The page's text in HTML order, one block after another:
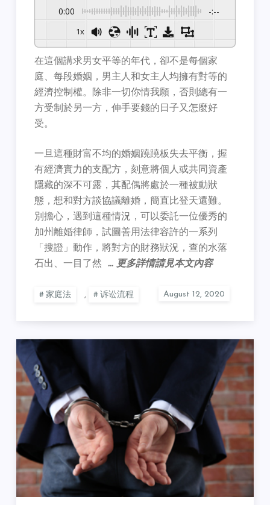
0:00 -:--
1x
在這個講求男女平等的年代，卻不是每個家
庭、每段婚姻，男主人和女主人均擁有對等的
經濟控制權。除非一切你情我願，否則總有一
方受制於另一方，伸手要錢的日子又怎麼好
受。
一旦這種財富不均的婚姻蹺蹺板失去平衡，握
有經濟實力的支配方，刻意將個人或共同資產
隱藏的深不可露，其配偶將處於一種被動狀
態，想和對方談協議離婚，簡直比登天還難。
別擔心，遇到這種情況，可以委託一位優秀的
加州離婚律師，試圖善用法律容許的一系列
「搜證」動作，將對方的財務狀況，查的水落
石出、一目了然… 更多詳情請見本文內容
家庭法 , 诉讼流程